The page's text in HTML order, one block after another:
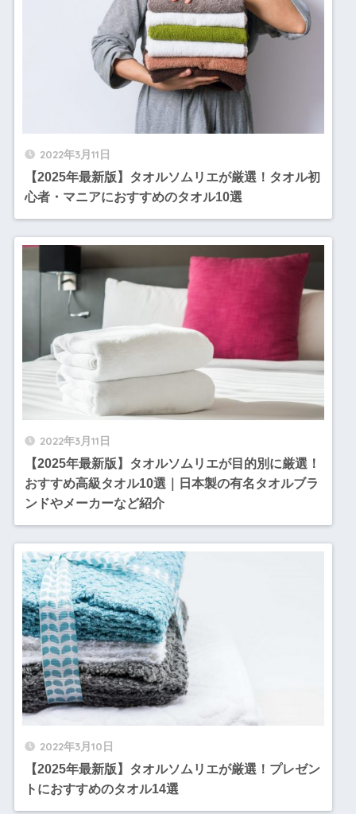
2022年3月11日
【2025年最新版】タオルソムリエが厳選！タオル初
心者・マニアにおすすめのタオル10選
2022年3月11日
【2025年最新版】タオルソムリエが目的別に厳選！
おすすめ高級タオル10選｜日本製の有名タオルブラ
ンドやメーカーなど紹介
2022年3月10日
【2025年最新版】タオルソムリエが厳選！プレゼン
トにおすすめのタオル14選